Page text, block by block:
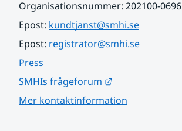
Organisationsnummer: 202100-0696
Epost: kundtjanst@smhi.se
Epost: registrator@smhi.se
Press
SMHIs frågeforum
Mer kontaktinformation